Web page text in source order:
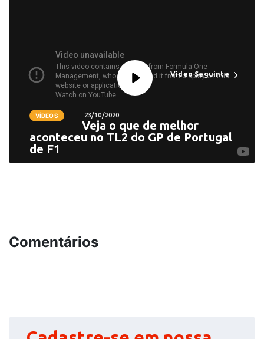
Vídeo Seguinte
VÍDEOS 23/10/2020
Veja o que de melhor
aconteceu no TL2 do GP de Portugal
de F1
Comentários